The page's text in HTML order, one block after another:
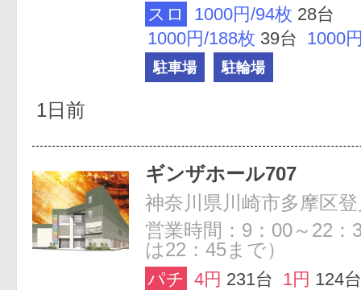
スロ 1000円/94枚 28台
1000円/188枚 39台 1000
駐車場 駐輪場
1日前
ギンザホール707
営業時間：9：00～22：
は22：45まで）
パチ 4円 231台 1円 124台